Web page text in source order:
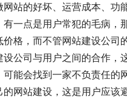
网站的好坏、运营成本、功
有一点是用户常犯的毛病，
价格，而不管网站建设公司
设公司与用户之间的合作，
可能会找到一家不负责任的
网站建设，这是用户应该